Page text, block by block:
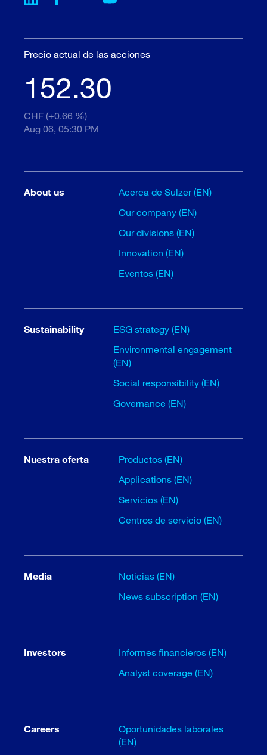
Precio actual de las acciones
152.30
CHF (+0.66 %)
Aug 06, 05:30 PM
About us
Acerca de Sulzer (EN)
Our company (EN)
Our divisions (EN)
Innovation (EN)
Eventos (EN)
Sustainability
ESG strategy (EN)
Environmental engagement
(EN)
Social responsibility (EN)
Governance (EN)
Nuestra oferta
Productos (EN)
Applications (EN)
Servicios (EN)
Centros de servicio (EN)
Media
Noticias (EN)
News subscription (EN)
Investors
Informes financieros (EN)
Analyst coverage (EN)
Careers
Oportunidades laborales
(EN)